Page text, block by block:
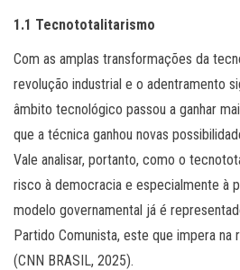
1.1 Tecnototalitarismo
Com as amplas transformações da
revolução industrial e o adentramento
âmbito tecnológico passou a ganhar
que a técnica ganhou novas
Vale analisar, portanto, como o
risco à democracia e especialmente à
modelo governamental já é
Partido Comunista, este que impera na
(CNN BRASIL, 2025).